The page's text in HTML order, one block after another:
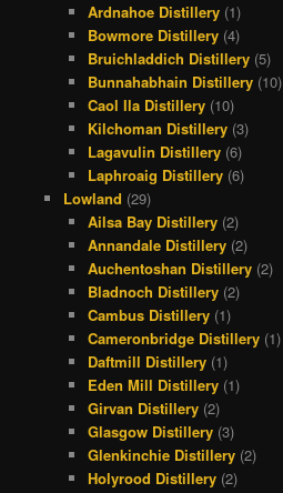
Ardnahoe Distillery (1)
Bowmore Distillery (4)
Bruichladdich Distillery (5)
Bunnahabhain Distillery (10)
Caol Ila Distillery (10)
Kilchoman Distillery (3)
Lagavulin Distillery (6)
Laphroaig Distillery (6)
Lowland (29)
Ailsa Bay Distillery (2)
Annandale Distillery (2)
Auchentoshan Distillery (2)
Bladnoch Distillery (2)
Cambus Distillery (1)
Cameronbridge Distillery (1)
Daftmill Distillery (1)
Eden Mill Distillery (1)
Girvan Distillery (2)
Glasgow Distillery (3)
Glenkinchie Distillery (2)
Holyrood Distillery (2)